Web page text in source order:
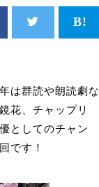
は群読や朗読劇な
花、チャップリ
としてのチャン
です！